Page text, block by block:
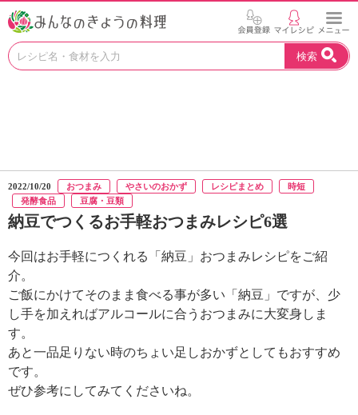
お
つ
よ
。
H
K
デ
ュ
ー
検索
2022/10/20 おつまみ やさいのおかず レシピまとめ
時短
発酵食品
豆腐・豆類
納豆でつくるお手軽おつまみレシピ6選
今回はお手軽につくれる「納豆」おつまみレシピをご紹
介。
ご飯にかけてそのまま食べる事が多い「納豆」ですが、少
し手を加えればアルコールに合うおつまみに大変身しま
す。
あと一品足りない時のちょい足しおかずとしてもおすすめ
です。
ぜひ参考にしてみてくださいね。